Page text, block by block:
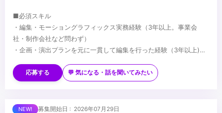
■必須スキル
・編集・モーショングラフィックス実務経験（3年以上。事業会
社・制作会社など問わず）
・企画・演出プランを元に一貫して編集を行った経験（3年以上)
ラフィックス制作)
・Adobe Ps、Aiでの業務経験（3年以上。グラフィックデザイン制
くお願いいたします
ポートフォリオでは、以下の観点についても拝見させていただき
・ポートフォリオの作品や情報を分かりやすく整理して構成されて
■歓迎スキル
応募する 💬 気になる・話を聞いてみたい
募集開始日 : 2026年07月29日